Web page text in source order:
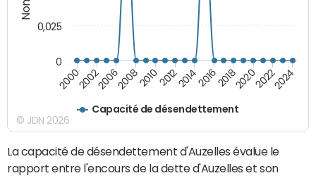
Capacité de désendettement
200020022006200820102012201420162018202020222024
0
0,025
© JDN 2026
La capacité de désendettement d'Auzelles évalue le
rapport entre l'encours de la dette d'Auzelles et son